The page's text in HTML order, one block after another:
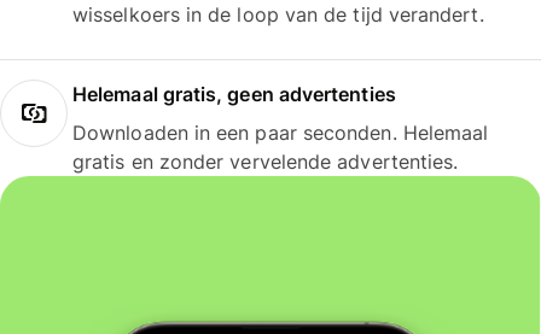
wisselkoers in de loop van de tijd verandert.
Helemaal gratis, geen advertenties
Downloaden in een paar seconden. Helemaal
gratis en zonder vervelende advertenties.